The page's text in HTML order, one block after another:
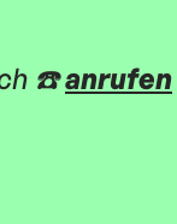
☎️anrufen